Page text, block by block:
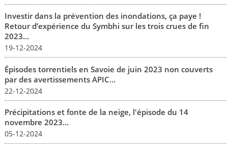
Investir dans la prévention des inondations, ça paye !
Retour d’expérience du Symbhi sur les trois crues de fin
2023...
19-12-2024
Épisodes torrentiels en Savoie de juin 2023 non couverts
par des avertissements APIC...
22-12-2024
Précipitations et fonte de la neige, l'épisode du 14
novembre 2023...
05-12-2024